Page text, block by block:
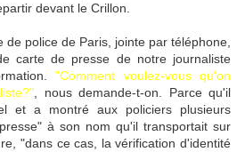
devant le Crillon.
police de Paris, jointe par téléphone,
carte de presse de notre journaliste
"Comment voulez-vous qu'on
, nous demande-t-on. Parce qu'il
et a montré aux policiers plusieurs
à son nom qu'il transportait sur
"dans ce cas, la vérification d'identité